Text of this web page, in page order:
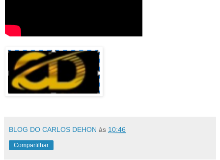
BLOG DO CARLOS DEHON às 10:46
Compartilhar